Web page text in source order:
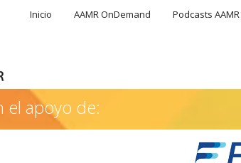
Inicio AAMR OnDemand Podcasts AAMR
el apoyo de: